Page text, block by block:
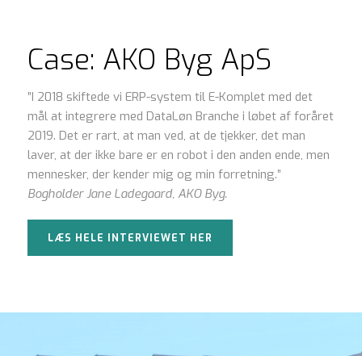
Case: AKO Byg ApS
”I 2018 skiftede vi ERP-system til E-Komplet med det
mål at integrere med DataLøn Branche i løbet af foråret
2019. Det er rart, at man ved, at de tjekker, det man
laver, at der ikke bare er en robot i den anden ende, men
mennesker, der kender mig og min forretning.”
Bogholder Jane Ladegaard, AKO Byg.
LÆS HELE INTERVIEWET HER